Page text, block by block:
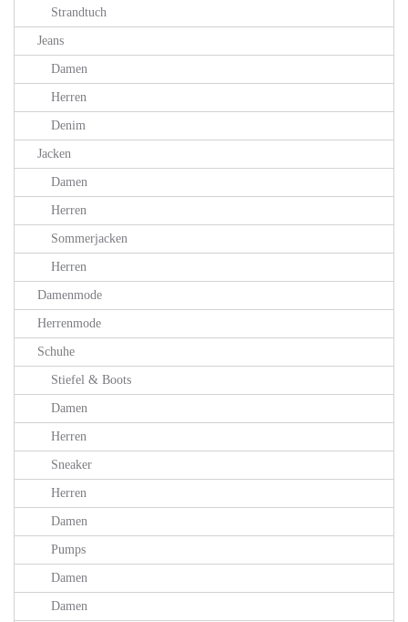
Strandtuch
Jeans
Damen
Herren
Denim
Jacken
Damen
Herren
Sommerjacken
Herren
Damenmode
Herrenmode
Schuhe
Stiefel & Boots
Damen
Herren
Sneaker
Herren
Damen
Pumps
Damen
Damen